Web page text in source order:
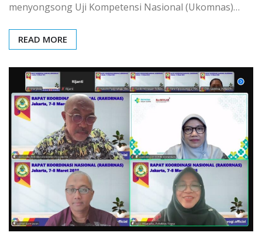
menyongsong Uji Kompetensi Nasional (Ukomnas)…
READ MORE